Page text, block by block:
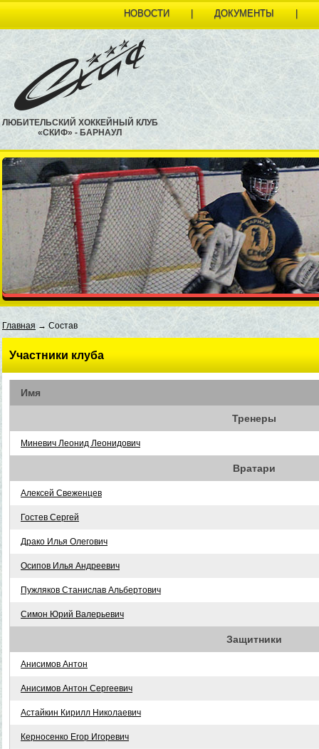
НОВОСТИ | ДОКУМЕНТЫ |
ЛЮБИТЕЛЬСКИЙ ХОККЕЙНЫЙ КЛУБ
«СКИФ» - БАРНАУЛ
Главная → Состав
Участники клуба
Имя
Тренеры
Миневич Леонид Леонидович
Вратари
Алексей Свеженцев
Гостев Сергей
Драко Илья Олегович
Осипов Илья Андреевич
Пужляков Станислав Альбертович
Симон Юрий Валерьевич
Защитники
Анисимов Антон
Анисимов Антон Сергеевич
Астайкин Кирилл Николаевич
Керносенко Егор Игоревич